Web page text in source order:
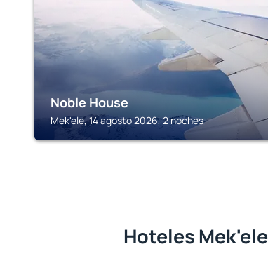
Noble House
Mek'ele, 14 agosto 2026, 2 noches
Hoteles Mek'ele